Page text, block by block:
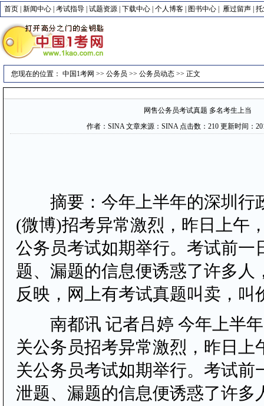
首页 新闻中心 考试指导 试题资源 下载中心 个人博客 图书中心 雁过留声
您现在的位置： 中国1考网 >> 公务员 >> 公务员动态 >> 正文
网售公务员考试真题 多名考生上当
作者： SINA文章来源： SINA点击数： 210 更新时间：
摘要：今年上半年的深圳行
(微博)招考异常激烈，昨日上午
公务员考试如期举行。考试前一
题、漏题的信息便诱惑了许多人
反映，网上有考试真题叫卖，叫
南都讯 记者吕婷 今年上半年
关公务员招考异常激烈，昨日上
关公务员考试如期举行。考试前
泄题、漏题的信息便诱惑了许多